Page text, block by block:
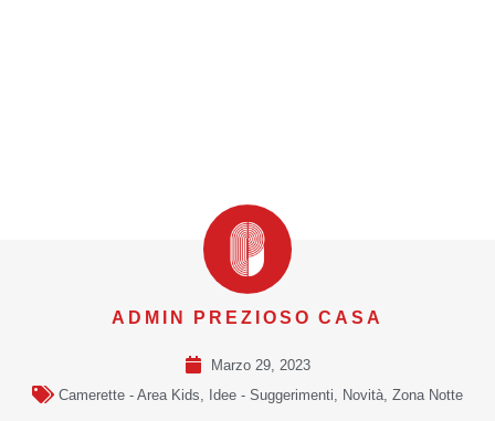
ADMIN PREZIOSO CASA
Marzo 29, 2023
Camerette - Area Kids
Idee - Suggerimenti Novità Zona Notte